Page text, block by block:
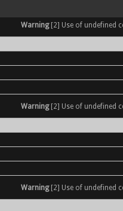
Warning[2] Use of undefined
Warning[2] Use of undefined
Warning[2] Use of undefined